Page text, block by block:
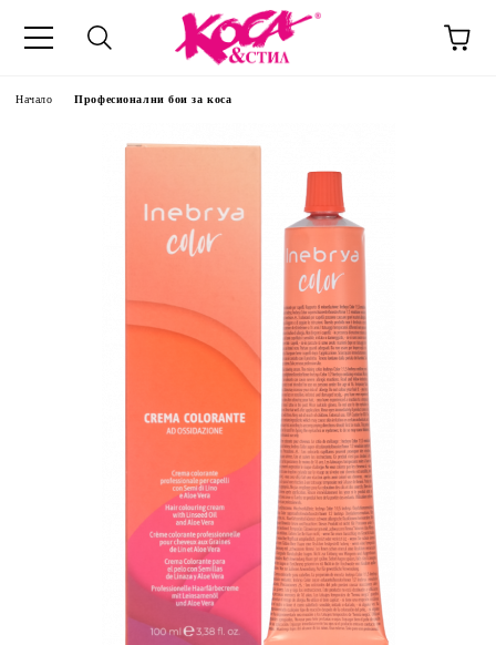
Начало Професионални бои за коса